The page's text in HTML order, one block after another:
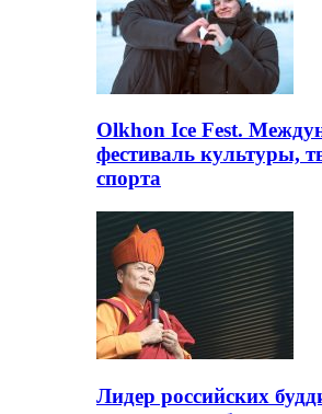
Olkhon Ice Fest.
фестиваль культуры,
спорта
Лидер российских